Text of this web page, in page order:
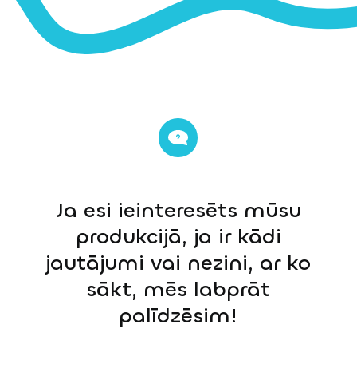
Ja esi ieinteresēts mūsu
produkcijā, ja ir kādi
jautājumi vai nezini, ar ko
sākt, mēs labprāt
palīdzēsim!